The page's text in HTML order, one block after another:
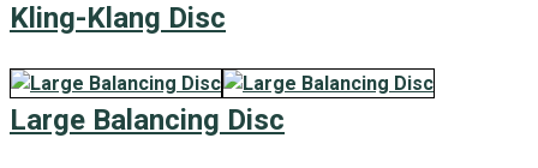
Kling-Klang Disc
Large Balancing Disc